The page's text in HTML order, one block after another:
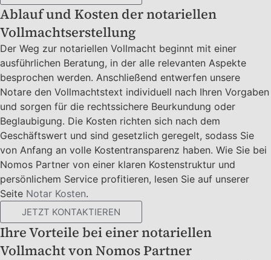
Ablauf und Kosten der notariellen
Vollmachtserstellung
Der Weg zur notariellen Vollmacht beginnt mit einer
ausführlichen Beratung, in der alle relevanten Aspekte
besprochen werden. Anschließend entwerfen unsere
Notare den Vollmachtstext individuell nach Ihren Vorgaben
und sorgen für die rechtssichere Beurkundung oder
Beglaubigung. Die Kosten richten sich nach dem
Geschäftswert und sind gesetzlich geregelt, sodass Sie
von Anfang an volle Kostentransparenz haben. Wie Sie bei
Nomos Partner von einer klaren Kostenstruktur und
persönlichem Service profitieren, lesen Sie auf unserer
Seite Notar Kosten.
JETZT KONTAKTIEREN
Ihre Vorteile bei einer notariellen
Vollmacht von Nomos Partner